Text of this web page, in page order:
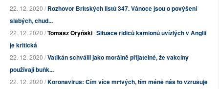
22. 12. 2020 /Rozhovor Britských listů 347. Vánoce jsou o povýšení
slabých, chud...
22. 12. 2020 /Tomasz Oryński Situace řidičů kamionů uvízlých v Anglii
je kritická
22. 12. 2020 /Vatikán schválil jako morálně přijatelné, že vakcíny
používají buňk...
22. 12. 2020 /Koronavirus: Čím více mrtvých, tím méně nás to vzrušuje